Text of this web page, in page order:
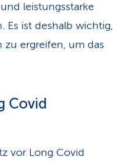
leistungsstarke
Es ist deshalb wichtig,
zu ergreifen, um das
Covid
vor Long Covid